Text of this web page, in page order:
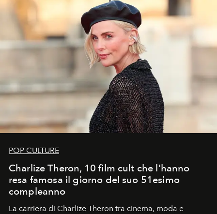
POP CULTURE
Charlize Theron, 10 film cult che l'hanno
resa famosa il giorno del suo 51esimo
compleanno
La carriera di Charlize Theron tra cinema, moda e